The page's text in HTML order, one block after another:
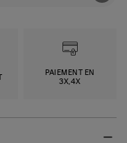
PAIEMENT EN
3X,4X